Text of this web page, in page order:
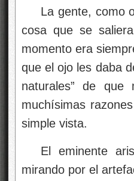
La gente, como
cosa que se
momento era
que el ojo les daba
naturales” de que
muchísimas
simple vista.
El eminente
mirando por el